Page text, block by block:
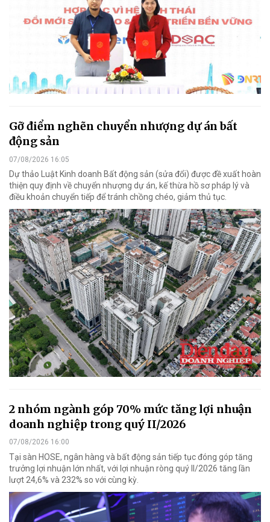
Gỡ điểm nghẽn chuyển nhượng dự án bất
động sản
07/08/2026 16:05
Dự thảo Luật Kinh doanh Bất động sản (sửa đổi) được đề xuất hoàn
thiện quy định về chuyển nhượng dự án, kế thừa hồ sơ pháp lý và
điều khoản chuyển tiếp để tránh chồng chéo, giảm thủ tục.
2 nhóm ngành góp 70% mức tăng lợi nhuận
doanh nghiệp trong quý II/2026
07/08/2026 16:00
Tại sàn HOSE, ngân hàng và bất động sản tiếp tục đóng góp tăng
trưởng lợi nhuận lớn nhất, với lợi nhuận ròng quý II/2026 tăng lần
lượt 24,6% và 232% so với cùng kỳ.